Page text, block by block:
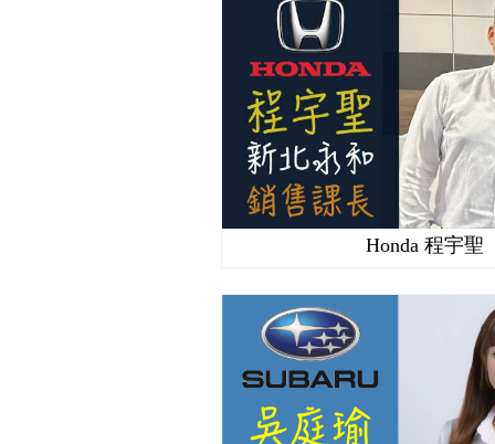
Honda 程宇聖